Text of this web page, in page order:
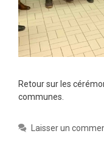
Retour sur les
communes.
Laisser un